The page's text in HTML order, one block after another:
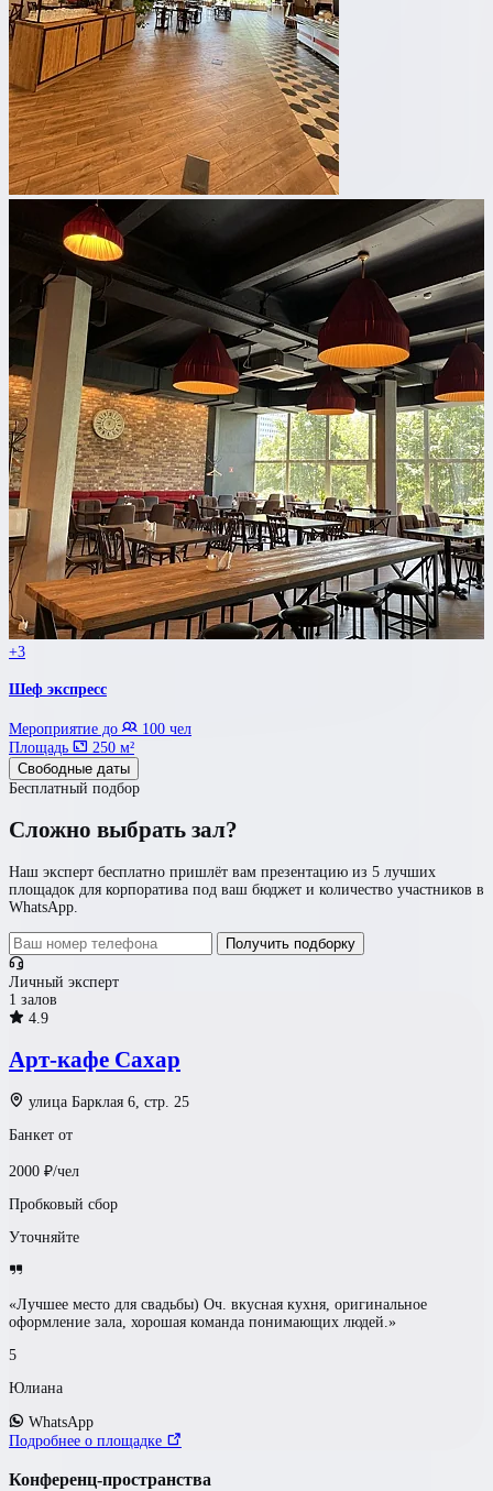
+3
Шеф экспресс
Мероприятие до
100 чел
Площадь
250 м²
Свободные даты
Бесплатный подбор
Сложно выбрать зал?
Наш эксперт бесплатно пришлёт вам презентацию из 5 лучших
площадок для корпоратива под ваш бюджет и количество участников в
WhatsApp.
Получить подборку
Личный эксперт
1 залов
4.9
Арт-кафе Сахар
улица Барклая 6, стр. 25
Банкет от
2000 ₽/чел
Пробковый сбор
Уточняйте
«Лучшее место для свадьбы) Оч. вкусная кухня, оригинальное
оформление зала, хорошая команда понимающих людей.»
5
Юлиана
WhatsApp
Подробнее о площадке
Конференц-пространства